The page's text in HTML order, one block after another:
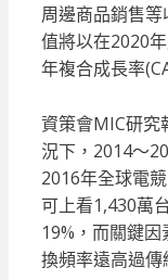
周邊商品銷售
值將以在2020
年複合成長率
資策會MIC研究
況下，2014～
2016年全球電
可上看1,430萬
19%，而關鍵
換頻率遠高過傳